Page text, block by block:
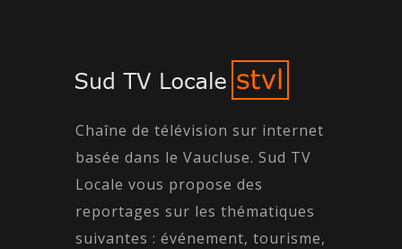
Chaîne de télévision sur internet
basée dans le Vaucluse. Sud TV
Locale vous propose des
reportages sur les thématiques
suivantes : événement, tourisme,